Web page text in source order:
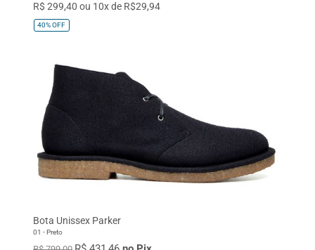
R$ 299,40 ou 10x de R$29,94
40%OFF
Bota Unissex Parker
01 - Preto